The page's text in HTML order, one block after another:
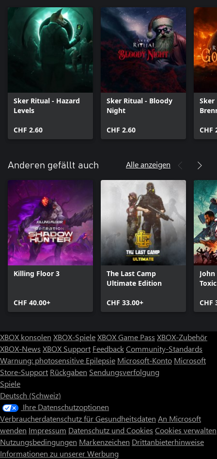
Sker Ritual - Hazard
Levels
CHF 2.60
Sker Ritual - Bloody
Night
CHF 2.60
Sker
CHF
Anderen gefällt auch Alle anzeigen
Killing Floor 3
CHF 40.00+
The Last Camp
Ultimate Edition
CHF 33.00+ CHF
XBOX konsolen XBOX-SpieleXBOX Game Pass XBOX-Zubehör
XBOX-News XBOX Support FeedbackCommunity-Standards
Warnung: photosensitive Epilepsie Microsoft-Konto Microsoft
Store-Support Rückgaben Sendungsverfolgung
Spiele
Deutsch (Schweiz)
Ihre Datenschutzoptionen
Verbraucherdatenschutz für Gesundheitsdaten An Microsoft
wenden Impressum Datenschutz und Cookies Cookies verwalten
Nutzungsbedingungen Markenzeichen Drittanbieterhinweise
Informationen zu unserer Werbung